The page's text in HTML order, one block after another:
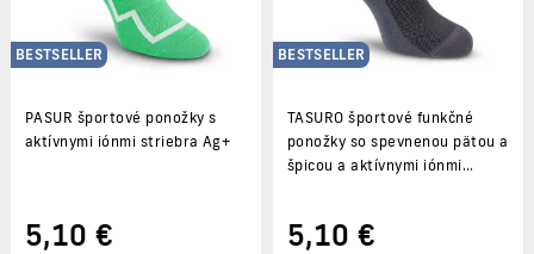
BESTSELLER
PASUR športové ponožky s
aktívnymi iónmi striebra Ag+
5,10 €
BESTSELLER
TASURO športové funkčné
ponožky so spevnenou pätou a
špicou a aktívnymi iónmi
5,10 €